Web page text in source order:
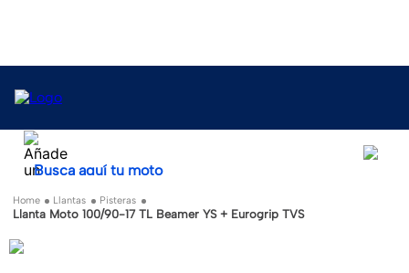
Busca aquí tu moto
Llantas Pisteras
Llanta Moto 100/90-17 TL Beamer YS + Eurogrip TVS